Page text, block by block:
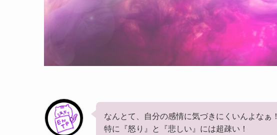
なんとて、自分の感情に気づきにくいんよなぁ！
特に『怒り』と『悲しい』には超疎い！